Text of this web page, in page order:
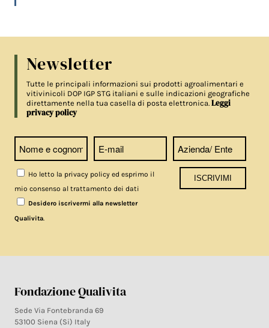
Newsletter
Tutte le principali informazioni sui prodotti agroalimentari e
vitivinicoli DOP IGP STG italiani e sulle indicazioni geografiche
direttamente nella tua casella di posta elettronica.Leggi
privacy policy
Ho letto la privacy policy ed esprimo il
mio consenso al trattamento dei dati
Desidero iscrivermi alla newsletter
Qualivita.
Fondazione Qualivita
Sede Via Fontebranda 69
53100 Siena (Si) Italy